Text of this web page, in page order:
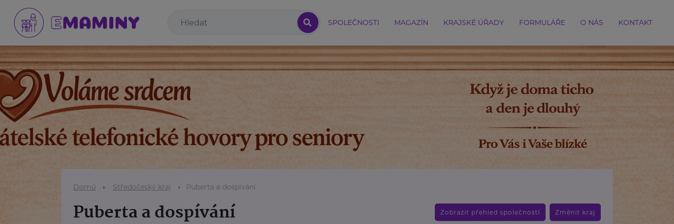
SPOLEČNOSTI MAGAZÍN KRAJSKÉ ÚŘADY FORMULÁŘE O NÁS KONTAKT
Domů Středočeský kraj Puberta a dospívání
Puberta a dospívání Zobrazit přehled společností Změnit kraj